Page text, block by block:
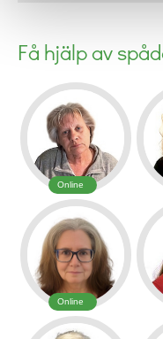
Få hjälp av
Online
Online